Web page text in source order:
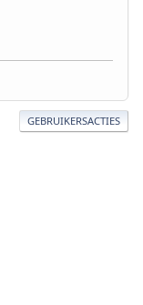
GEBRUIKERSACTIES